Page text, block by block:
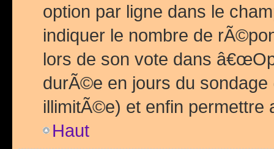
option par ligne dans le
indiquer le nombre de
lors de son vote dans
durÃ©e en jours du
illimitÃ©e) et enfin permettre
Haut